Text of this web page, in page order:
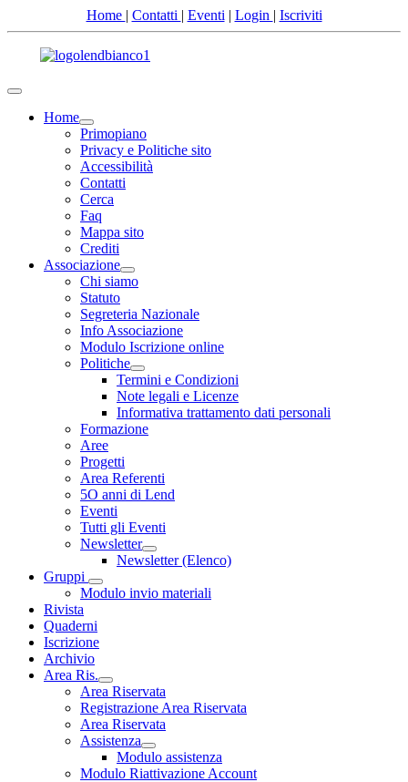
Home | Contatti | Eventi | Login | Iscriviti
Home
Primopiano
Privacy e Politiche sito
Accessibilità
Contatti
Cerca
Faq
Mappa sito
Crediti
Associazione
Chi siamo
Statuto
Segreteria Nazionale
Info Associazione
Modulo Iscrizione online
Politiche
Termini e Condizioni
Note legali e Licenze
Informativa trattamento dati personali
Formazione
Aree
Progetti
Area Referenti
5O anni di Lend
Eventi
Tutti gli Eventi
Newsletter
Newsletter (Elenco)
Gruppi
Modulo invio materiali
Rivista
Quaderni
Iscrizione
Archivio
Area Ris.
Area Riservata
Registrazione Area Riservata
Area Riservata
Assistenza
Modulo assistenza
Modulo Riattivazione Account